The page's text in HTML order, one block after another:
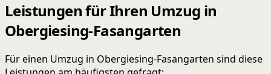
Leistungen für Ihren Umzug in
Obergiesing-Fasangarten
Für einen Umzug in Obergiesing-Fasangarten sind diese